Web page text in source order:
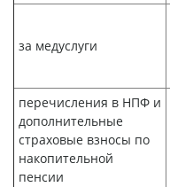
за медуслуги
перечисления в НПФ и
дополнительные
страховые взносы по
накопительной
пенсии